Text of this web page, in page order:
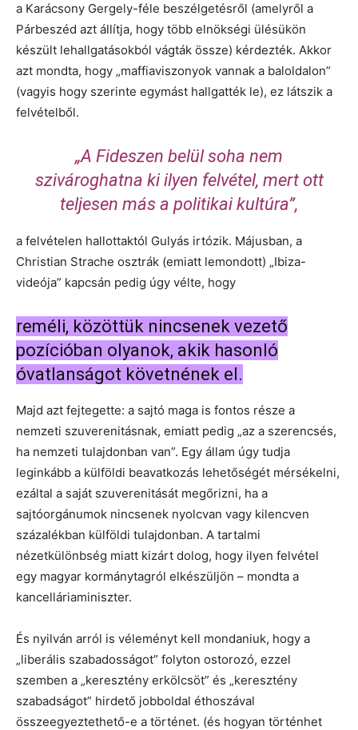
a Karácsony Gergely-féle beszélgetésről (amelyről a
Párbeszéd azt állítja, hogy több elnökségi ülésükön
készült lehallgatásokból vágták össze) kérdezték. Akkor
azt mondta, hogy „maffiaviszonyok vannak a baloldalon”
(vagyis hogy szerinte egymást hallgatték le), ez látszik a
felvételből.
„A Fideszen belül soha nem
szivároghatna ki ilyen felvétel, mert ott
teljesen más a politikai kultúra”,
a felvételen hallottaktól Gulyás irtózik. Májusban, a
Christian Strache osztrák (emiatt lemondott) „Ibiza-
videója” kapcsán pedig úgy vélte, hogy
reméli, közöttük nincsenek vezető
pozícióban olyanok, akik hasonló
óvatlanságot követnének el.
Majd azt fejtegette: a sajtó maga is fontos része a
nemzeti szuverenitásnak, emiatt pedig „az a szerencsés,
ha nemzeti tulajdonban van”. Egy állam úgy tudja
leginkább a külföldi beavatkozás lehetőségét mérsékelni,
ezáltal a saját szuverenitását megőrizni, ha a
sajtóorgánumok nincsenek nyolcvan vagy kilencven
százalékban külföldi tulajdonban. A tartalmi
nézetkülönbség miatt kizárt dolog, hogy ilyen felvétel
egy magyar kormánytagról elkészüljön – mondta a
kancelláriaminiszter.
És nyilván arról is véleményt kell mondaniuk, hogy a
„liberális szabadosságot” folyton ostorozó, ezzel
szemben a „keresztény erkölcsöt” és „keresztény
szabadságot” hirdető jobboldal éthoszával
összeegyeztethető-e a történet. (és hogyan történhet